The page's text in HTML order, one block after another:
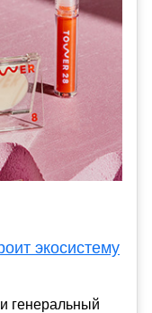
экосистему
генеральный